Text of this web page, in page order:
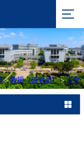
>教授（研究员）>正文